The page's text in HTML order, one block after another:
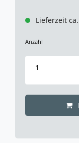
Lieferzeit
Anzahl